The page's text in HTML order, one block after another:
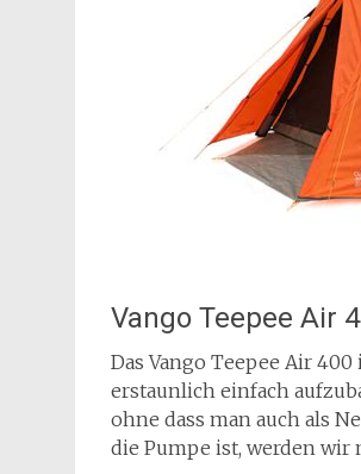
Vango Teepee Air
Das Vango Teepee Air
erstaunlich einfach
ohne dass man auch als
die Pumpe ist, werden wir